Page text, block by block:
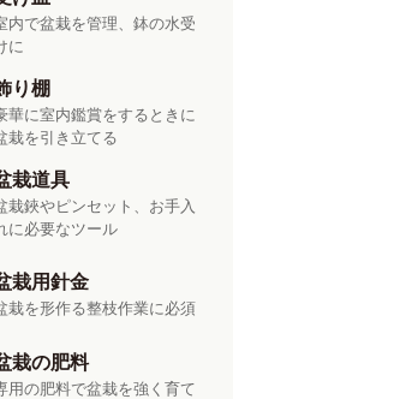
内で盆栽を管理、鉢の水受
に
り棚
華に室内鑑賞をするときに
栽を引き立てる
栽道具
栽鋏やピンセット、お手入
に必要なツール
栽用針金
栽を形作る整枝作業に必須
栽の肥料
用の肥料で盆栽を強く育て